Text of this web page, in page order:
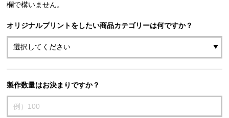
欄で構いません。
オリジナルプリントをしたい商品カテゴリーは何ですか？
製作数量はお決まりですか？